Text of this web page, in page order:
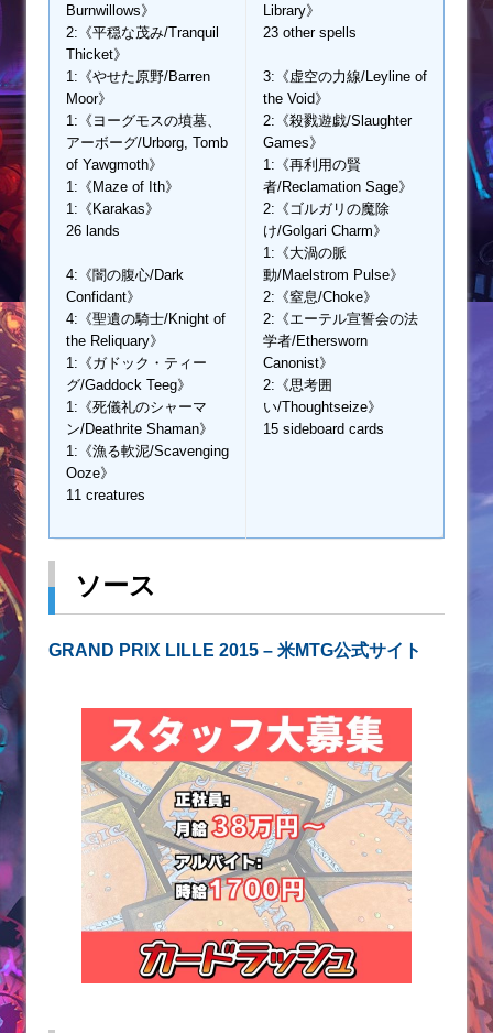
Burnwillows》
2:《平穏な茂み/Tranquil
Thicket》
1:《やせた原野/Barren
Moor》
1:《ヨーグモスの墳墓、
アーボーグ/Urborg, Tomb
of Yawgmoth》
1:《Maze of Ith》
1:《Karakas》
26 lands
4:《闇の腹心/Dark
Confidant》
4:《聖遺の騎士/Knight of
the Reliquary》
1:《ガドック・ティー
グ/Gaddock Teeg》
1:《死儀礼のシャーマ
ン/Deathrite Shaman》
1:《漁る軟泥/Scavenging
Ooze》
11 creatures
Library》
23 other spells
3:《虚空の力線/Leyline of
the Void》
2:《殺戮遊戯/Slaughter
Games》
1:《再利用の賢
者/Reclamation Sage》
2:《ゴルガリの魔除
け/Golgari Charm》
1:《大渦の脈
動/Maelstrom Pulse》
2:《窒息/Choke》
2:《エーテル宣誓会の法
学者/Ethersworn
Canonist》
2:《思考囲
い/Thoughtseize》
15 sideboard cards
ソース
GRAND PRIX LILLE 2015 – 米MTG公式サイト